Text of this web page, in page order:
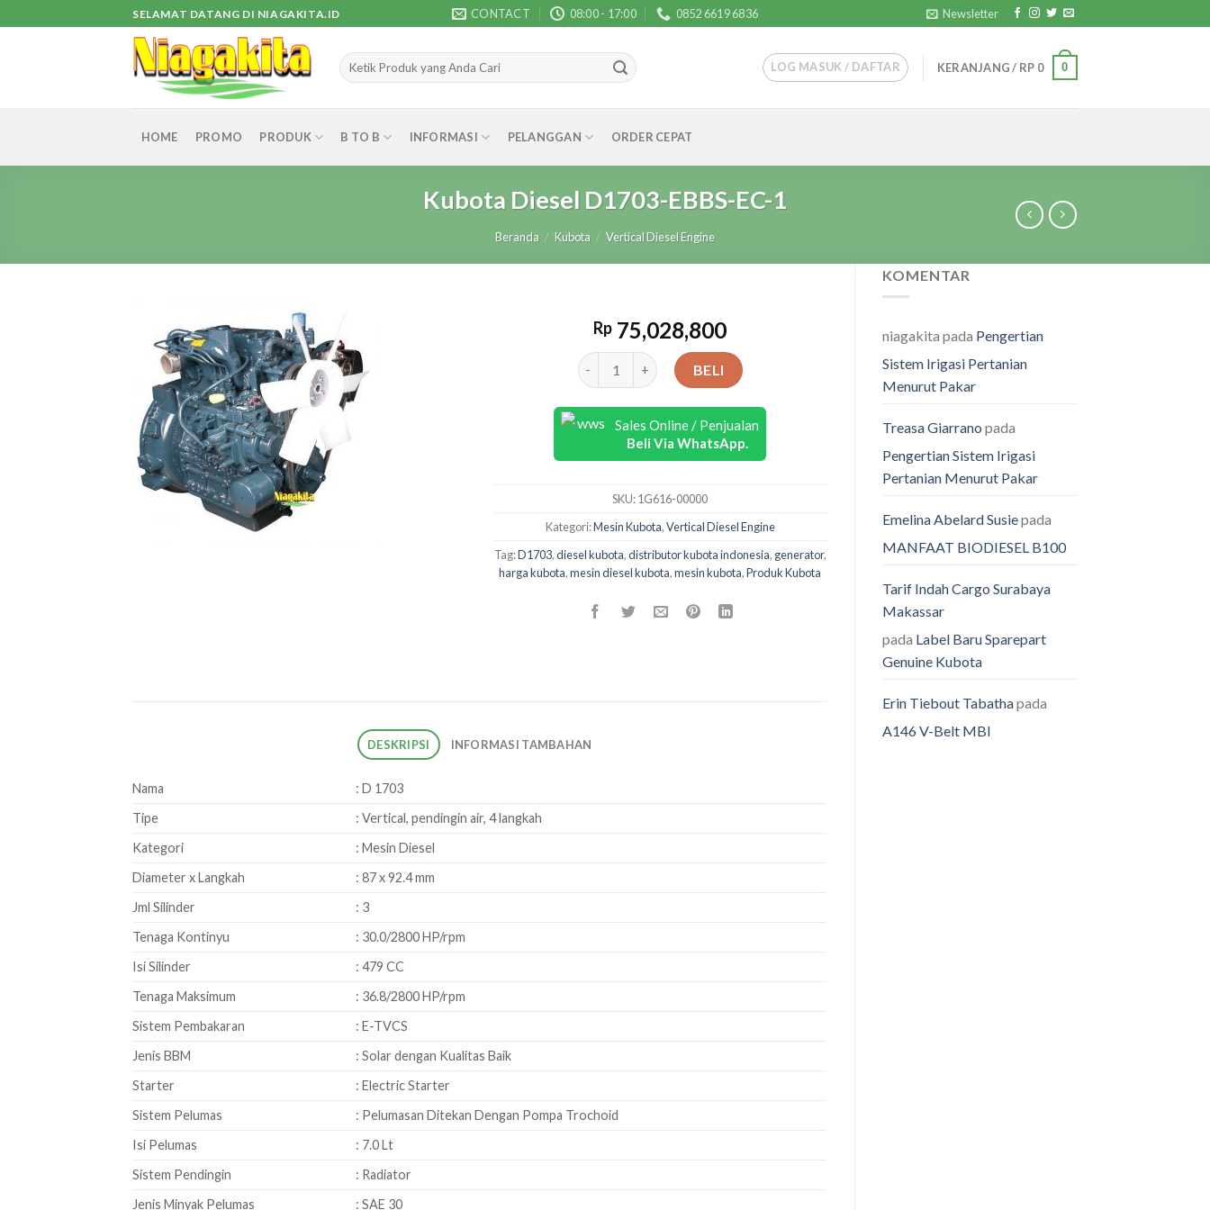
SELAMAT DATANG DI NIAGAKITA.ID CONTACT 08:00 - 17:00 0852 6619 6836 Newsletter
Pencarian
untuk:
LOG MASUK / DAFTAR KERANJANG / RP 0 0
HOME PROMO PRODUK B TO B INFORMASI PELANGGAN ORDER CEPAT
Kubota Diesel D1703-EBBS-EC-1
Beranda / Kubota / Vertical Diesel Engine
KOMENTAR
niagakita pada Pengertian
Sistem Irigasi Pertanian
Menurut Pakar
Treasa Giarrano pada
Pengertian Sistem Irigasi
Pertanian Menurut Pakar
Emelina Abelard Susiepada
MANFAAT BIODIESEL B100
Tarif Indah Cargo Surabaya
Makassar
pada Label Baru Sparepart
Genuine Kubota
Erin Tiebout Tabathapada
A146 V-Belt MBI
Rp 75,028,800
Kuantitas Kubota Diesel D1703-EBBS-EC-1
BELI
Sales Online / Penjualan
Beli Via WhatsApp.
SKU:1G616-00000
Kategori:Mesin Kubota,Vertical Diesel Engine
Tag:D1703,diesel kubota,distributor kubota indonesia, generator,
harga kubota,mesin diesel kubota,mesin kubota,Produk Kubota
DESKRIPSI INFORMASI TAMBAHAN
Nama
: D 1703
Tipe
: Vertical, pendingin air, 4 langkah
Kategori
: Mesin Diesel
Diameter x Langkah
: 87 x 92.4 mm
Jml Silinder
: 3
Tenaga Kontinyu
: 30.0/2800 HP/rpm
Isi Silinder
: 479 CC
Tenaga Maksimum
: 36.8/2800 HP/rpm
Sistem Pembakaran
: E-TVCS
Jenis BBM
: Solar dengan Kualitas Baik
Starter
: Electric Starter
Sistem Pelumas
: Pelumasan Ditekan Dengan Pompa Trochoid
Isi Pelumas
: 7.0 Lt
Sistem Pendingin
: Radiator
Jenis Minyak Pelumas
: SAE 30